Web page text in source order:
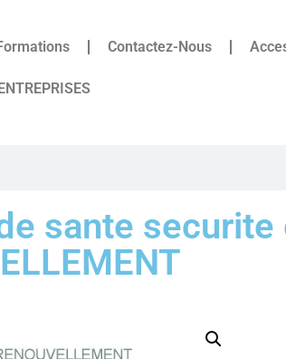
Contactez-Nous
sante